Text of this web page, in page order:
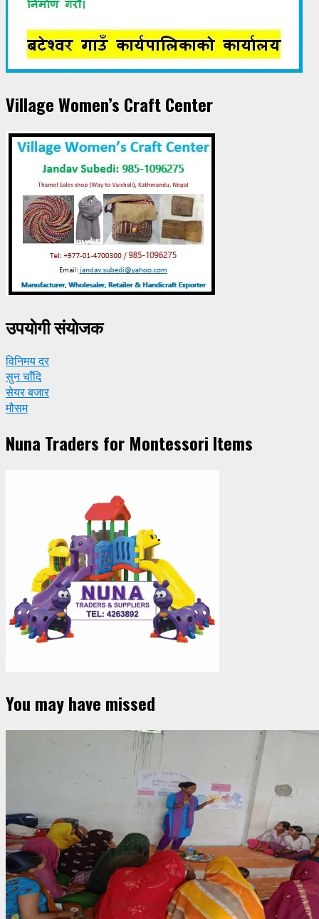
Village Women’s Craft Center
उपयाेगी संयाेजक
विनिमय दर
सुन चाँदि
सेयर बजार
मौसम
Nuna Traders for Montessori Items
You may have missed